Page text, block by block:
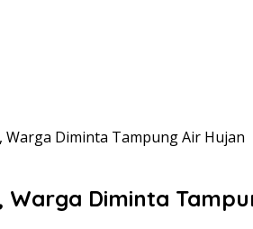
Warga Diminta Tampung Air Hujan
Warga Diminta